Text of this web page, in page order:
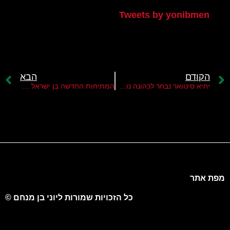
Tweets by yonibmen
הקודם הבא
מפת אתר
כל הזכויות שמורות ליוני בן מנחם ©